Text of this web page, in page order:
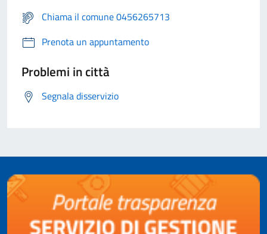
Chiama il comune 0456265713
Prenota un appuntamento
Problemi in città
Segnala disservizio